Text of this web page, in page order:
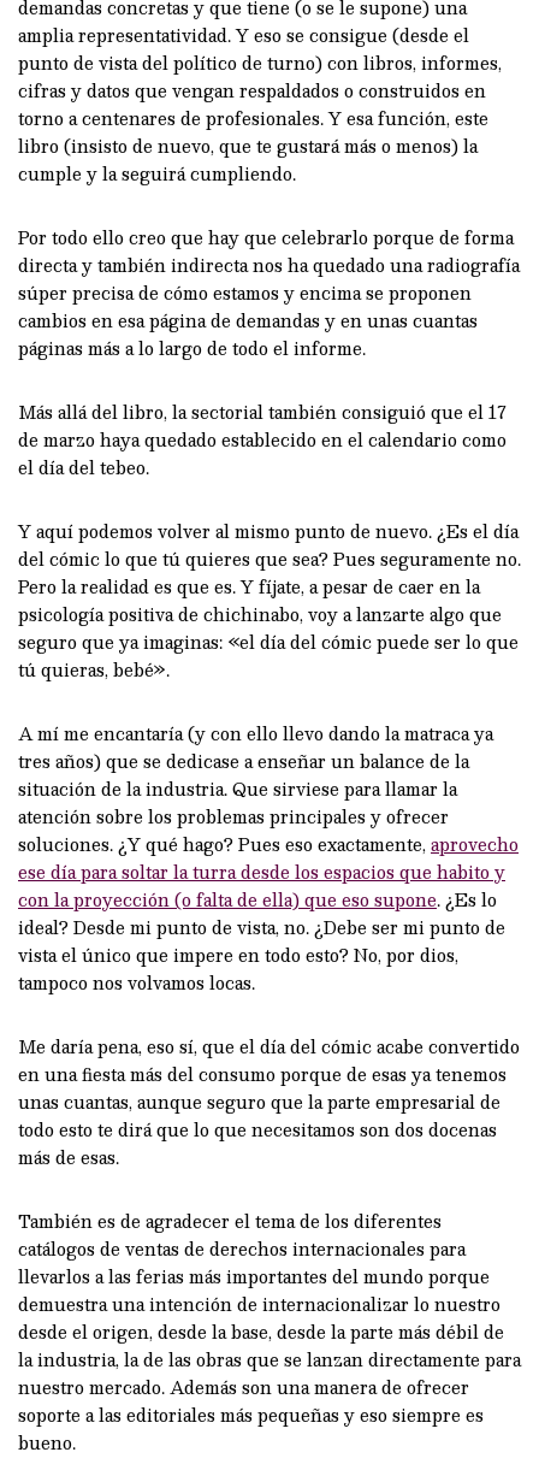
demandas concretas y que tiene (o se le supone) una
amplia representatividad. Y eso se consigue (desde el
punto de vista del político de turno) con libros, informes,
cifras y datos que vengan respaldados o construidos en
torno a centenares de profesionales. Y esa función, este
libro (insisto de nuevo, que te gustará más o menos) la
cumple y la seguirá cumpliendo.
Por todo ello creo que hay que celebrarlo porque de forma
directa y también indirecta nos ha quedado una radiografía
súper precisa de cómo estamos y encima se proponen
cambios en esa página de demandas y en unas cuantas
páginas más a lo largo de todo el informe.
Más allá del libro, la sectorial también consiguió que el 17
de marzo haya quedado establecido en el calendario como
el día del tebeo.
Y aquí podemos volver al mismo punto de nuevo. ¿Es el día
del cómic lo que tú quieres que sea? Pues seguramente no.
Pero la realidad es que es. Y fíjate, a pesar de caer en la
psicología positiva de chichinabo, voy a lanzarte algo que
seguro que ya imaginas: «el día del cómic puede ser lo que
tú quieras, bebé».
A mí me encantaría (y con ello llevo dando la matraca ya
tres años) que se dedicase a enseñar un balance de la
situación de la industria. Que sirviese para llamar la
atención sobre los problemas principales y ofrecer
soluciones. ¿Y qué hago? Pues eso exactamente,aprovecho
ese día para soltar la turra desde los espacios que habito y
con la proyección (o falta de ella) que eso supone. ¿Es lo
ideal? Desde mi punto de vista, no. ¿Debe ser mi punto de
vista el único que impere en todo esto? No, por dios,
tampoco nos volvamos locas.
Me daría pena, eso sí, que el día del cómic acabe convertido
en una fiesta más del consumo porque de esas ya tenemos
unas cuantas, aunque seguro que la parte empresarial de
todo esto te dirá que lo que necesitamos son dos docenas
más de esas.
También es de agradecer el tema de los diferentes
catálogos de ventas de derechos internacionales para
llevarlos a las ferias más importantes del mundo porque
demuestra una intención de internacionalizar lo nuestro
desde el origen, desde la base, desde la parte más débil de
la industria, la de las obras que se lanzan directamente para
nuestro mercado. Además son una manera de ofrecer
soporte a las editoriales más pequeñas y eso siempre es
bueno.